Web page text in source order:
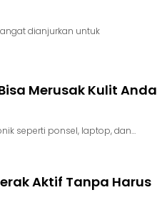
dianjurkan untuk
Merusak Kulit Anda
seperti ponsel, laptop, dan…
Aktif Tanpa Harus